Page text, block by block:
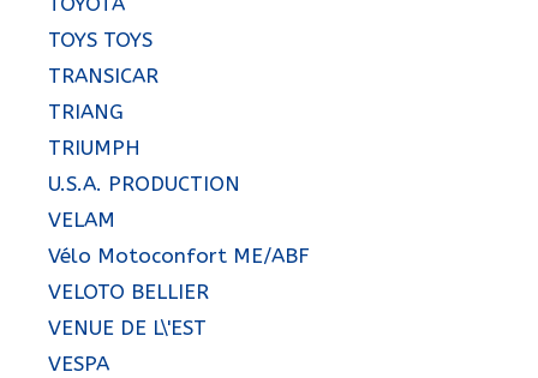
TOYS TOYS
TRANSICAR
TRIANG
TRIUMPH
U.S.A. PRODUCTION
VELAM
Vélo Motoconfort ME/ABF
VELOTO BELLIER
VENUE DE L\'EST
VESPA